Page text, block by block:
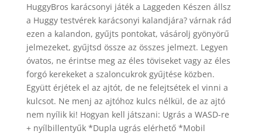
HuggyBros karácsonyi játék a Laggeden Készen állsz
a Huggy testvérek karácsonyi kalandjára? várnak rád
ezen a kalandon, gyűjts pontokat, vásárolj gyönyörű
jelmezeket, gyűjtsd össze az összes jelmezt. Legyen
óvatos, ne érintse meg az éles töviseket vagy az éles
forgó kerekeket a szaloncukrok gyűjtése közben.
Együtt érjétek el az ajtót, de ne felejtsétek el vinni a
kulcsot. Ne menj az ajtóhoz kulcs nélkül, de az ajtó
nem nyílik ki! Hogyan kell játszani: Ugrás a WASD-re
+ nyílbillentyűk *Dupla ugrás elérhető *Mobil